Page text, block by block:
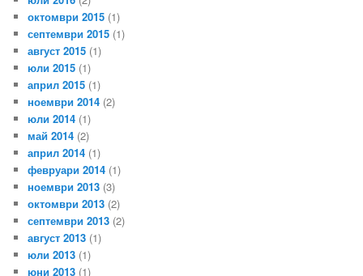
октомври 2015 (1)
септември 2015 (1)
август 2015 (1)
юли 2015 (1)
април 2015 (1)
ноември 2014 (2)
юли 2014 (1)
май 2014 (2)
април 2014 (1)
февруари 2014 (1)
ноември 2013 (3)
октомври 2013 (2)
септември 2013 (2)
август 2013 (1)
юли 2013 (1)
юни 2013 (1)